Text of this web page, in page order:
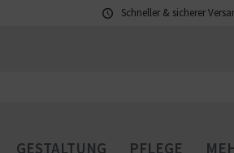
Schneller & sicherer
GESTALTUNG PFLEGE